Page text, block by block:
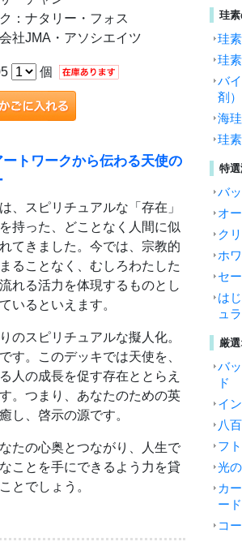
：ナタリー・フォス
社JMA・アソシエイツ
個
トワークから伝わる天使の
、スピリチュアルな「存在」
持った、どことなく人間に似
てきました。今では、宗教的
ることなく、むしろわたした
れる活力を体現するものとし
いるといえます。
のスピリチュアルな擬人化。
す。このデッキでは天使を、
人の成長を促す存在ととらえ
。つまり、あなたのための英
し、啓示の源です。
たの心奥とつながり、人生で
ことを手にできるよう力を貸
とでしょう。
珪
珪
珪
バ
剤）
海
珪
特
バ
オ
ク
ホ
セ
は
ュ
厳
バ
ド
イ
八
フ
光
カ
ード
コ